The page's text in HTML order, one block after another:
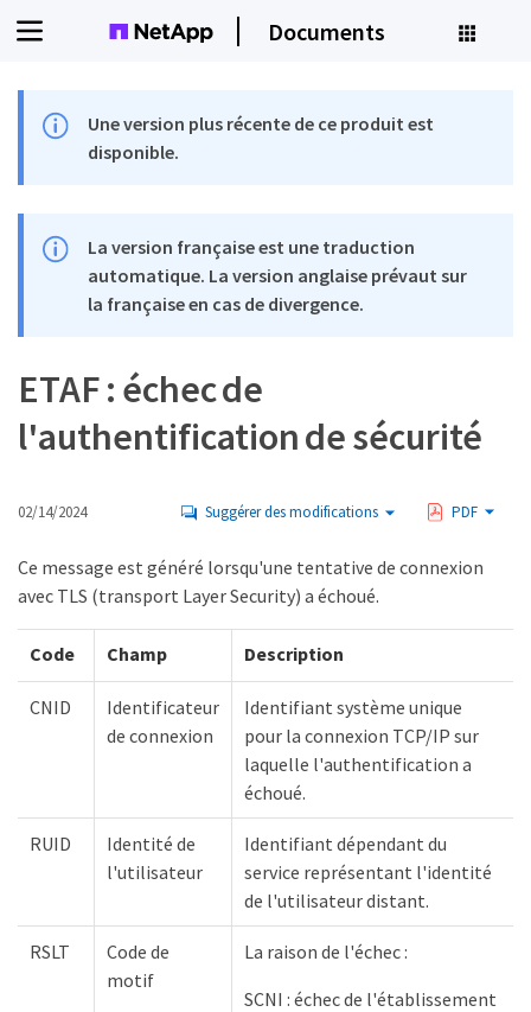
Documents
Une version plus récente de ce produit est
disponible.
La version française est une traduction
automatique. La version anglaise prévaut sur
la française en cas de divergence.
ETAF : échec de
l'authentification de sécurité
02/14/2024 Suggérer des modifications PDF
Ce message est généré lorsqu'une tentative de connexion
avec TLS (transport Layer Security) a échoué.
Code Champ Description
CNID
Identificateur
de connexion
Identifiant système unique
pour la connexion TCP/IP sur
laquelle l'authentification a
échoué.
RUID
Identité de
l'utilisateur
Identifiant dépendant du
service représentant l'identité
de l'utilisateur distant.
RSLT
Code de
motif
La raison de l'échec :
SCNI : échec de l'établissement